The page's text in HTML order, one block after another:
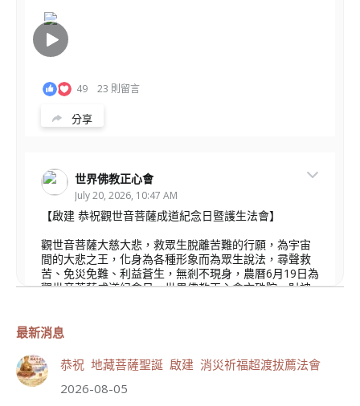
49 23 則留言
分享
世界佛教正心會
July 20, 2026, 10:47 AM
【啟建 恭祝觀世音菩薩成道紀念日暨護生法會】
觀世音菩薩大慈大悲，救眾生脫離苦難的行願，為宇宙
間的大悲之王，化身為各種形象而為眾生說法，尋聲救
苦、免災免難、利益蒼生，無剎不現身，農曆6月19日為
觀世音菩薩成道紀念日，世界佛教正心會文殊院、財神
最新消息
恭祝 地藏菩薩聖誕 啟建 消災祈福超渡拔薦法會
2026-08-05